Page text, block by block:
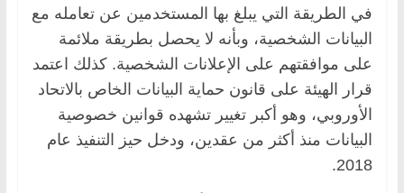
في الطريقة التي يبلغ بها المستخدمين عن تعامله مع
البيانات الشخصية، وبأنه لا يحصل بطريقة ملائمة
على موافقتهم على الإعلانات الشخصية. كذلك اعتمد
قرار الهيئة على قانون حماية البيانات الخاص بالاتحاد
الأوروبي، وهو أكبر تغيير تشهده قوانين خصوصية
البيانات منذ أكثر من عقدين، ودخل حيز التنفيذ عام
2018.